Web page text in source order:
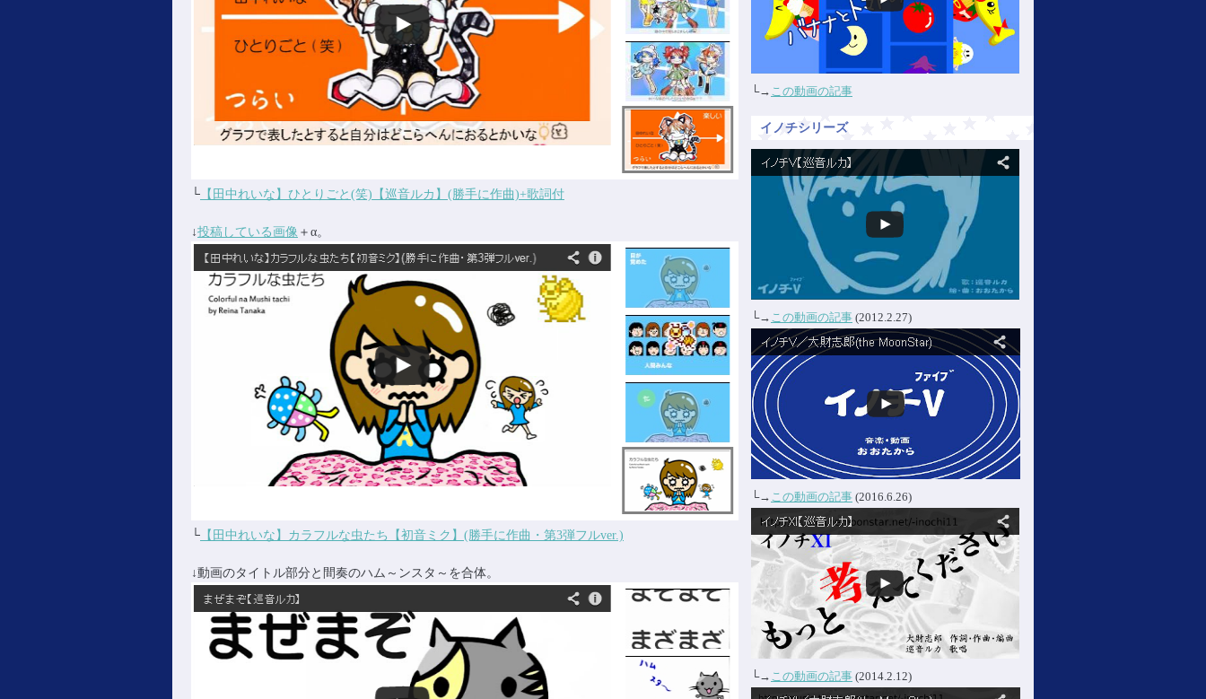
└ 【田中れいな】ひとりごと(笑)【巡音ルカ】(勝手に作曲)+歌詞付
↓投稿している画像 ＋α。
└ 【田中れいな】カラフルな虫たち【初音ミク】(勝手に作曲・第3弾フルver.)
↓動画のタイトル部分と間奏のハム～ンスタ～を合体。
└→ この動画の記事
イノチシリーズ
└→ この動画の記事 (2012.2.27)
└→ この動画の記事 (2016.6.26)
└→ この動画の記事 (2014.2.12)